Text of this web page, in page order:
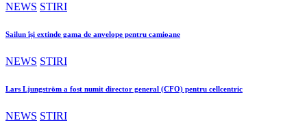
NEWS STIRI
Sailun își extinde gama de anvelope pentru camioane
NEWS STIRI
Lars Ljungström a fost numit director general (CFO) pentru cellcentric
NEWS STIRI